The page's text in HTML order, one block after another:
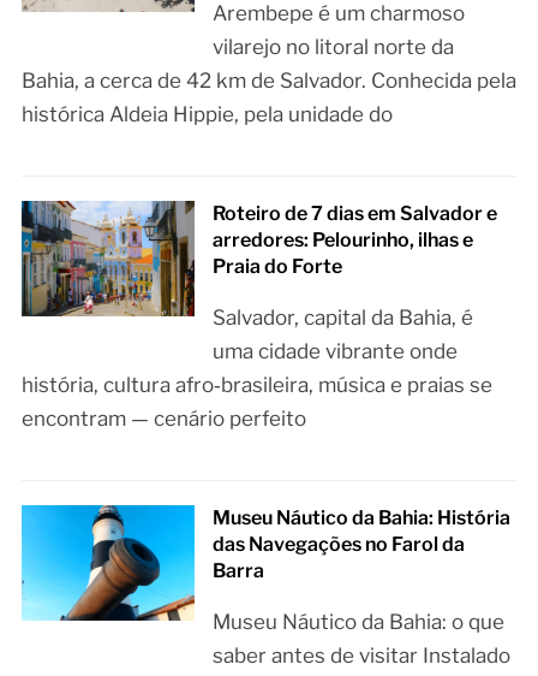
Arembepe é um charmoso
vilarejo no litoral norte da
Bahia, a cerca de 42 km de Salvador. Conhecida pela
histórica Aldeia Hippie, pela unidade do
Roteiro de 7 dias em Salvador e
arredores: Pelourinho, ilhas e
Praia do Forte
Salvador, capital da Bahia, é
uma cidade vibrante onde
história, cultura afro‑brasileira, música e praias se
encontram — cenário perfeito
Museu Náutico da Bahia: História
das Navegações no Farol da
Barra
Museu Náutico da Bahia: o que
saber antes de visitar Instalado